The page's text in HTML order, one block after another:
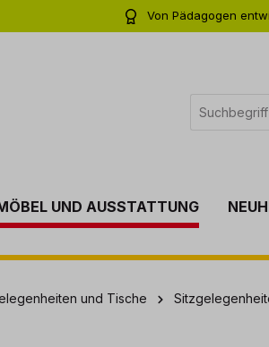
Von Pädagogen
UND AUSSTATTUNG
und Tische